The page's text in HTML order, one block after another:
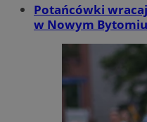
Potańcówki
w Nowym